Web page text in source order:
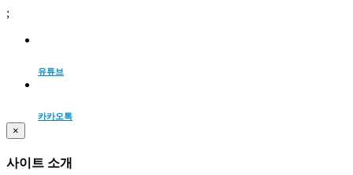
;
유튜브
카카오톡
×
사이트 소개